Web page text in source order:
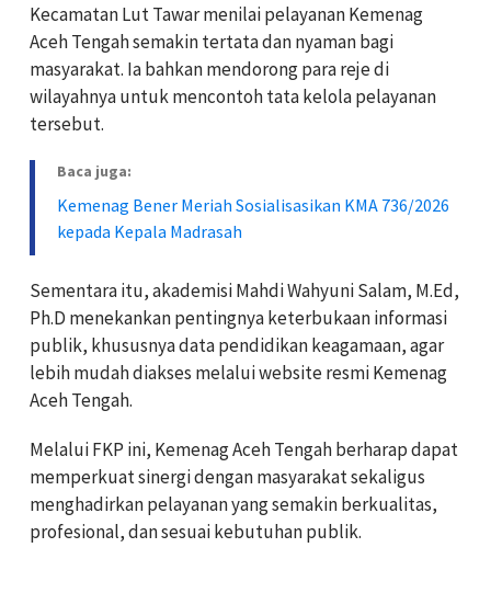
Kecamatan Lut Tawar menilai pelayanan Kemenag
Aceh Tengah semakin tertata dan nyaman bagi
masyarakat. Ia bahkan mendorong para reje di
wilayahnya untuk mencontoh tata kelola pelayanan
tersebut.
Baca juga:
Kemenag Bener Meriah Sosialisasikan KMA 736/2026
kepada Kepala Madrasah
Sementara itu, akademisi Mahdi Wahyuni Salam, M.Ed,
Ph.D menekankan pentingnya keterbukaan informasi
publik, khususnya data pendidikan keagamaan, agar
lebih mudah diakses melalui website resmi Kemenag
Aceh Tengah.
Melalui FKP ini, Kemenag Aceh Tengah berharap dapat
memperkuat sinergi dengan masyarakat sekaligus
menghadirkan pelayanan yang semakin berkualitas,
profesional, dan sesuai kebutuhan publik.